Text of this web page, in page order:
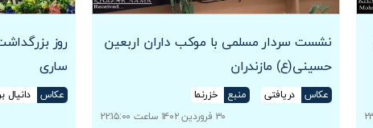
نشست سردار مسلمی با موکب داران اربعین
حسینی(ع) مازندران
عکاس دریافتی منبع
خزرنما
۳۰ فروردین ۱۴۰۲ ساعت ۲۲:۱۵:۰۰
روز
ساری
عکاس دانیال